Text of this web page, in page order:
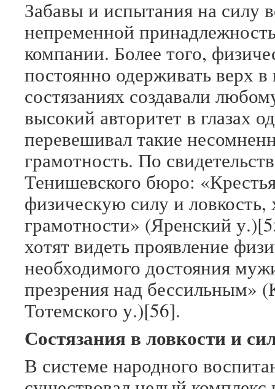
Забавы и испытания на силу
непременной
компании. Более того,
постоянно одерживать верх
состязаниях создавали
высокий авторитет в глазах
перевешивал такие
грамотность. По
Тенишевского бюро:
физическую силу и ловкость,
грамотности» (Яренский
хотят видеть проявление
необходимого достояния
презрения над бессильным»
Тотемского у.)[56].
Состязания в ловкости и
В системе народного